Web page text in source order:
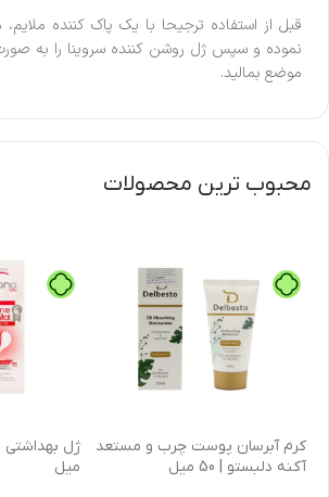
قبل از استفاده ترجیحا با یک پاک کننده
نموده و سپس ژل روشن کننده سروینا را به
موضع بمالید.
محبوب ترین محصولات
كرم آبرسان پوست چرب و مستعد
آکنه دلبستو | 50 میل
میل